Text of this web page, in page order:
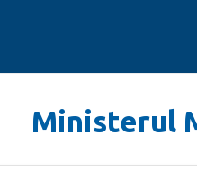
Ministerul